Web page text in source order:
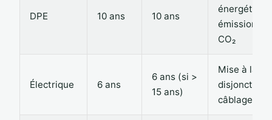
DPE 10 ans 10 ans
émissions
CO₂
Électrique 6 ans
6 ans (si >
15 ans)
Mise à la
disjoncteur,
câblage